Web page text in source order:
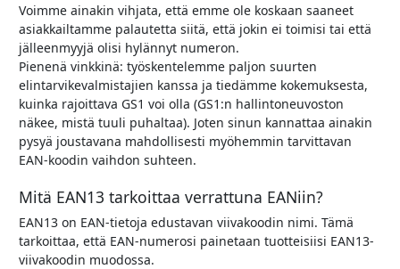
Voimme ainakin vihjata, että emme ole koskaan saaneet
asiakkailtamme palautetta siitä, että jokin ei toimisi tai että
jälleenmyyjä olisi hylännyt numeron.
Pienenä vinkkinä: työskentelemme paljon suurten
elintarvikevalmistajien kanssa ja tiedämme kokemuksesta,
kuinka rajoittava GS1 voi olla (GS1:n hallintoneuvoston
näkee, mistä tuuli puhaltaa). Joten sinun kannattaa ainakin
pysyä joustavana mahdollisesti myöhemmin tarvittavan
EAN-koodin vaihdon suhteen.
Mitä EAN13 tarkoittaa verrattuna EANiin?
EAN13 on EAN-tietoja edustavan viivakoodin nimi. Tämä
tarkoittaa, että EAN-numerosi painetaan tuotteisiisi EAN13-
viivakoodin muodossa.